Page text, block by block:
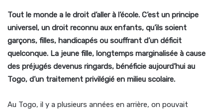
Tout le monde a le droit d’aller à l’école. C’est un principe
universel, un droit reconnu aux enfants, qu’ils soient
garçons, filles, handicapés ou souffrant d’un déficit
quelconque. La jeune fille, longtemps marginalisée à cause
des préjugés devenus ringards, bénéficie aujourd’hui au
Togo, d’un traitement privilégié en milieu scolaire.
Au Togo, il y a plusieurs années en arrière, on pouvait